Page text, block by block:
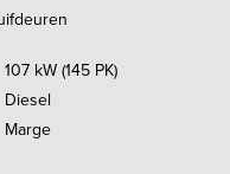
107 kW (145 PK)
Diesel
Marge